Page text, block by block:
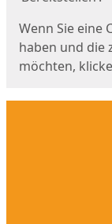
Wenn Sie eine
haben und die
möchten,